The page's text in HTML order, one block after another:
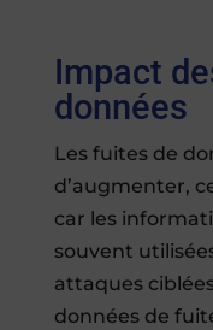
Impact
données
Les fuites de
d’augmenter,
car les
souvent
attaques
données de